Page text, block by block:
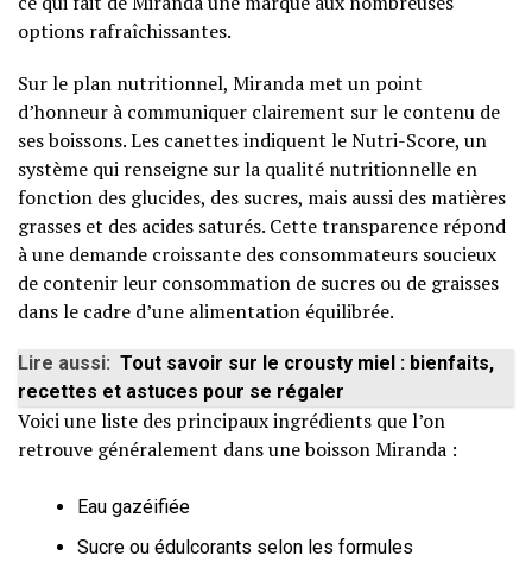
options rafraîchissantes.
Sur le plan nutritionnel, Miranda met un point
d’honneur à communiquer clairement sur le contenu de
ses boissons. Les canettes indiquent le Nutri-Score, un
système qui renseigne sur la qualité nutritionnelle en
fonction des glucides, des sucres, mais aussi des matières
grasses et des acides saturés. Cette transparence répond
à une demande croissante des consommateurs soucieux
de contenir leur consommation de sucres ou de graisses
dans le cadre d’une alimentation équilibrée.
Lire aussi: Tout savoir sur le crousty miel : bienfaits,
recettes et astuces pour se régaler
Voici une liste des principaux ingrédients que l’on
retrouve généralement dans une boisson Miranda :
Eau gazéifiée
Sucre ou édulcorants selon les formules